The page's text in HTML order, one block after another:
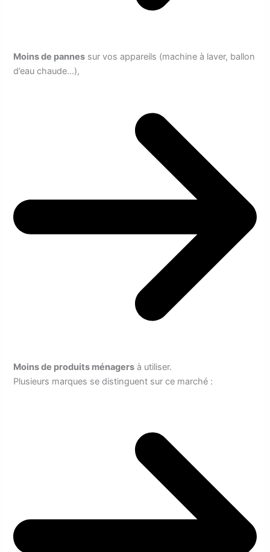
Moins de pannes sur vos appareils (machine à laver, ballon
d’eau chaude…),
Moins de produits ménagers à utiliser.
Plusieurs marques se distinguent sur ce marché :